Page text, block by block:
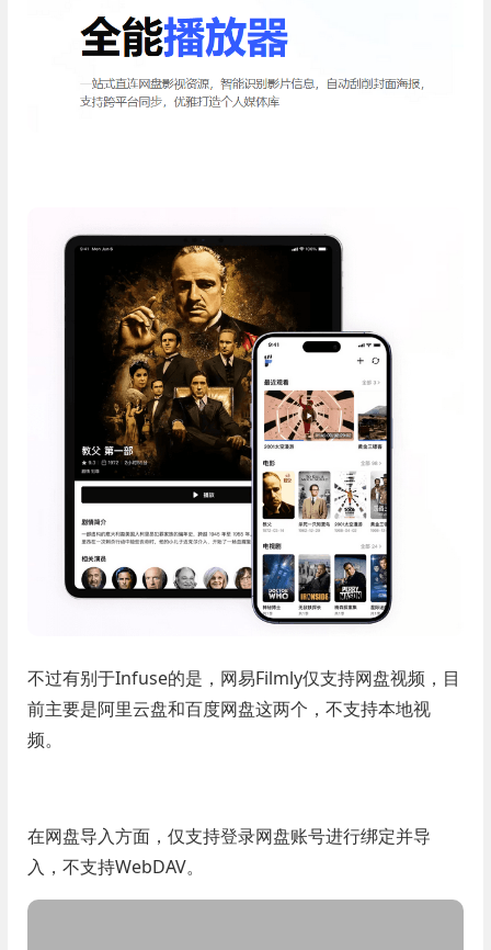
不过有别于Infuse的是，网易Filmly仅支持网盘视频，目
前主要是阿里云盘和百度网盘这两个，不支持本地视
频。
在网盘导入方面，仅支持登录网盘账号进行绑定并导
入，不支持WebDAV。